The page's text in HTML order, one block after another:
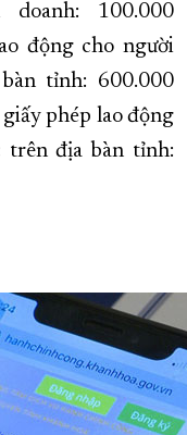
100.000
động cho người
tỉnh: 600.000
phép lao động
trên địa bàn tỉnh: